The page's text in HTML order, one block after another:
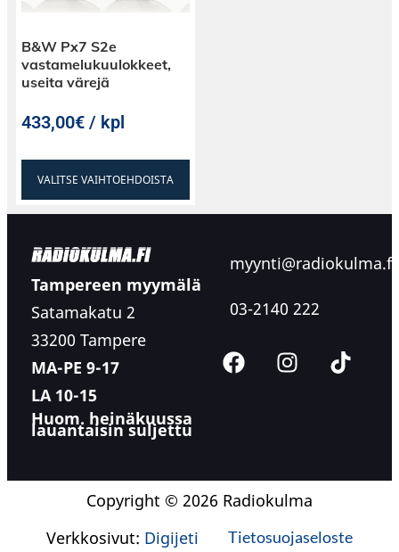
B&W Px7 S2e
vastamelukuulokkeet,
useita värejä
433,00€ / kpl
VALITSE VAIHTOEHDOISTA
Tampereen myymälä
Satamakatu 2
33200 Tampere
MA-PE 9-17
LA 10-15
Huom. heinäkuussa
lauantaisin suljettu
myynti@radiokulma.fi
03-2140 222
Copyright © 2026 Radiokulma
Verkkosivut: Digijeti Tietosuojaseloste